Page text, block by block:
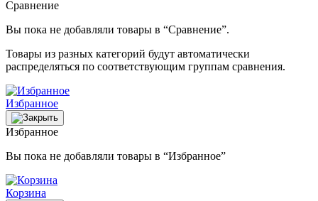
Сравнение
Вы пока не добавляли товары в “Сравнение”.
Товары из разных категорий будут автоматически
распределяться по соответствующим группам сравнения.
Избранное
Избранное
Вы пока не добавляли товары в “Избранное”
Корзина